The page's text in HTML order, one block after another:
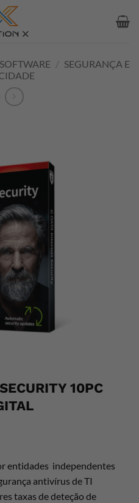
SOFTWARE / SEGURANÇA E
10PC
entidades independentes
antivírus de TI
taxas de deteção de